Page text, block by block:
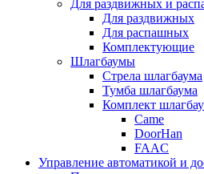
Для раздвижных и
Для раздвижных
Для распашных
Комплектующие
Шлагбаумы
Стрела шлагбаума
Тумба шлагбаума
Комплект
Came
DoorHan
FAAC
Управление автоматикой и